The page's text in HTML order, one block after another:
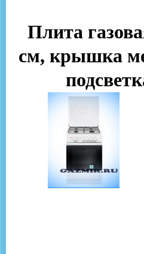
Плита
см, крышка